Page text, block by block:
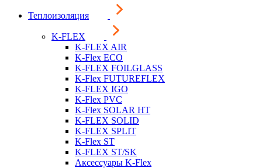
Теплоизоляция
K-FLEX
K-FLEX AIR
K-Flex ECO
K-FLEX FOILGLASS
K-Flex FUTUREFLEX
K-FLEX IGO
K-Flex PVC
K-Flex SOLAR HT
K-FLEX SOLID
K-FLEX SPLIT
K-Flex ST
K-FLEX ST/SK
Аксессуары K-Flex